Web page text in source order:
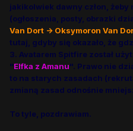
jakikolwiek dawny człon,
(ogłoszenia, posty, obrazki
Van Dort -> Oksymoron Van
tutaj, gdyby się okazało, że
3. Avatarem Spitfire został
"Elfka z Amanu". Prawo nie
to na starych zasadach
zmianą zasad odnośnie
To tyle, pozdrawiam.